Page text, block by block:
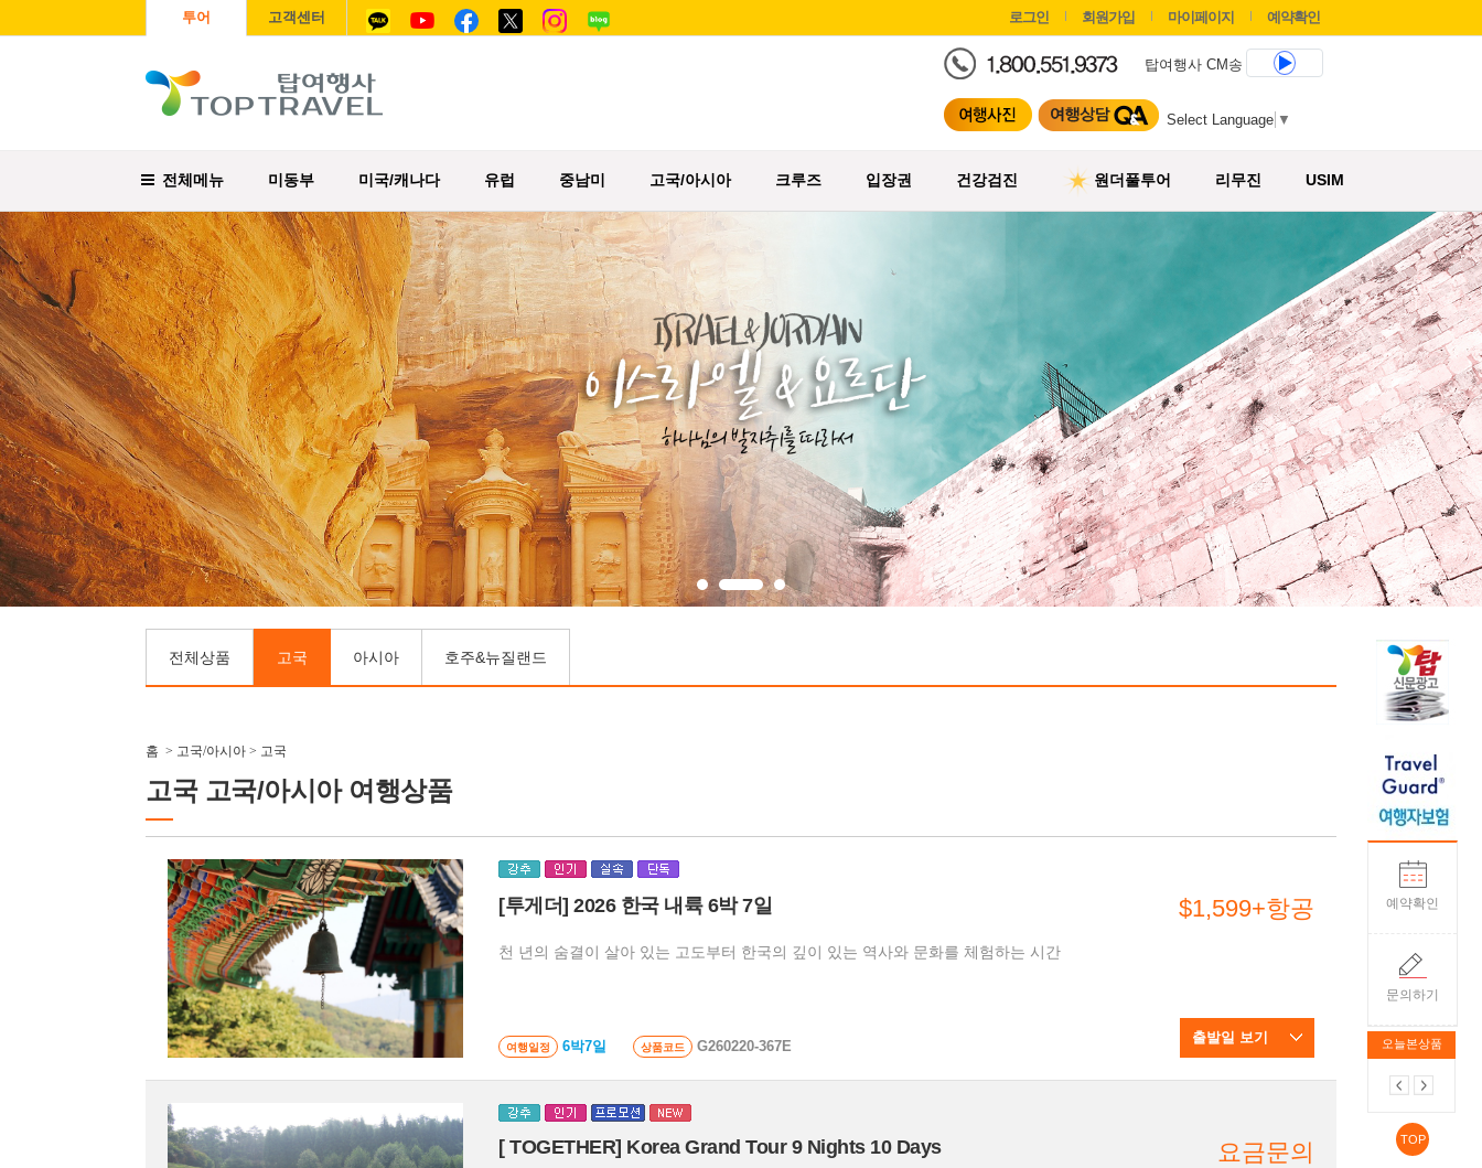
예약확인
문의하기
오늘본상품
TOP
투어 고객센터 로그인 회원가입 마이페이지 예약확인
탑여행사 CM송
Select Language ▼
전체메뉴 미동부 미국/캐나다 유럽 중남미 고국/아시아 크루즈 입장권 건강검진 원더풀투어 리무진 USIM
전체상품 고국 아시아 호주&뉴질랜드
홈 > 고국/아시아 > 고국
고국 고국/아시아 여행상품
[투게더] 2026 한국 내륙 6박 7일
천 년의 숨결이 살아 있는 고도부터 한국의 깊이 있는 역사와 문화를 체험하는 시간
여행일정 6박7일 상품코드 G260220-367E
$1,599+항공
출발일 보기
[ TOGETHER] Korea Grand Tour 9 Nights 10 Days 요금문의